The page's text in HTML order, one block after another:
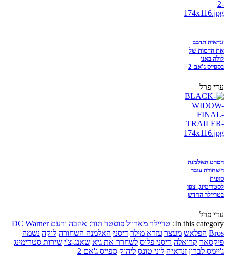
זנדאיה תדבב
את הדמות של
לולה באני
בספייס ג'אם 2
עדי פרל
הסרט האלמנה
השחורה עובר
סופית
לסטרימינג, צפו
בטריילר החדש
עדי פרל
In this category: טריילר מארוול פוסטר תור: אהבה ורעם DC Warner
Bros הפלאש מעצר עזרא מילר דיסני האלמנה השחורה לוקה נשמה
פיקסאר קרואלה דיסני פלוס לשחרר את גיא שאנג-צ'י שירות סטרימינג
ג'יימס לברון זנדאיה לוני טונס ליהוק ספייס ג'אם 2